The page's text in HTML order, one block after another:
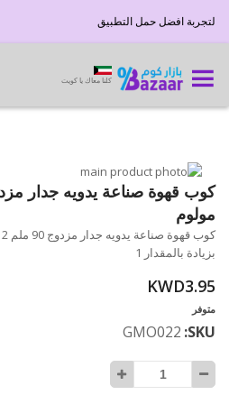
لتجربة افضل حمل التطبيق
كلنا معاك يا كويت
انتقل
إلى
النهاية
معرض
الصور
تخطي
إلى
بداية
معرض
الصور
مولوم
بزيادة بالمقدار 1
KWD3.95
متوفر
SKU
GMO022